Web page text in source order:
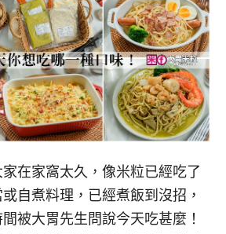
在家窩太久，像米粒已經吃了
自煮料理，已經煮飯到沒招，
被大胃先生問說今天吃甚麼！